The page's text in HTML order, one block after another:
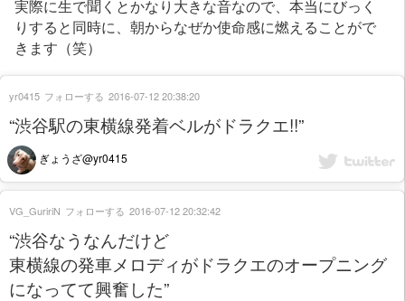
実際に生で聞くとかなり大きな音なので、本当にびっく
りすると同時に、朝からなぜか使命感に燃えることがで
きます（笑）
“渋谷駅の東横線発着ベルがドラクエ!!”
ぎょうざ@yr0415
yr0415 フォローする 2016-07-12 20:38:20
“渋谷なうなんだけど
東横線の発車メロディがドラクエのオープニング
になってて興奮した”
VG_GuririN フォローする 2016-07-12 20:32:42